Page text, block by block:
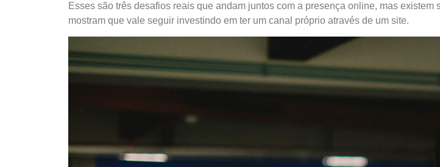
Esses são três desafios reais que andam juntos com a presença online, mas
mostram que vale seguir investindo em ter um canal próprio através de um site.